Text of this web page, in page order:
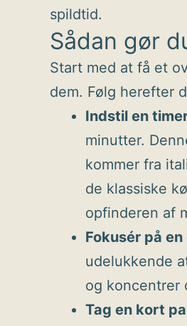
spildtid.
Sådan gør
Start med at få et
dem. Følg herefter
Indstil en
minutter.
kommer fra
de klassiske
opfinderen af
Fokusér på
udelukkende
og koncentrer
Tag en kort